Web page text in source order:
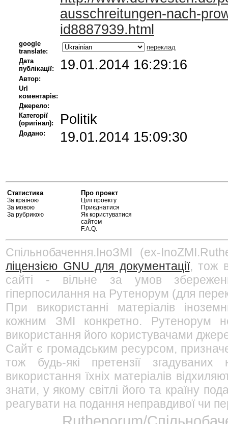
ausschreitungen-nach-
id8887939.html
google
translate:
переклад
Дата
публікації:
19.01.2014 16:29:16
Автор:
Url
коментарів:
Джерело:
Категорії
(оригінал):
Politik
Додано: 19.01.2014 15:09:30
Статистика
За країною
За мовою
За рубрикою
Про проект
Цілі проекту
Приєднатися
Як користуватися
сайтом
F.A.Q.
Спільнобачення.ІноЗМІ (ex-
ліцензією GNU для документації, тож
сайті - вільне за умов
гіперпосилання на Рутенорум (для
При використанні матеріалів
кожним ЗМІ конкретно. Рутенорум
використання його користувачами
Сайт є громадським ресурсом,
тож будь-які претензії
використання їхніх матеріалів
знати, у якому світлі його та країну
реагувати на подання неправдивої чи